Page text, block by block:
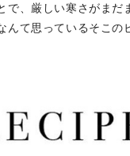
で、厳しい寒さがま
んて思っているそこ